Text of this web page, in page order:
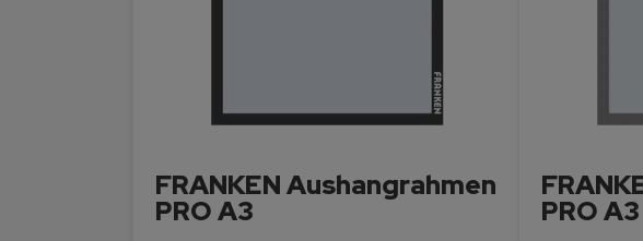
FRANKEN Aushangrahmen
PRO A3 PRO A3